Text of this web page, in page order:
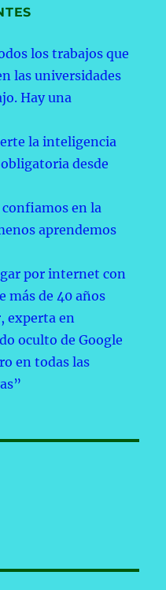
los trabajos que
las universidades
Hay una
la inteligencia
desde
en la
aprendemos
por internet con
más de 40 años
experta en
oculto de Google
en todas las